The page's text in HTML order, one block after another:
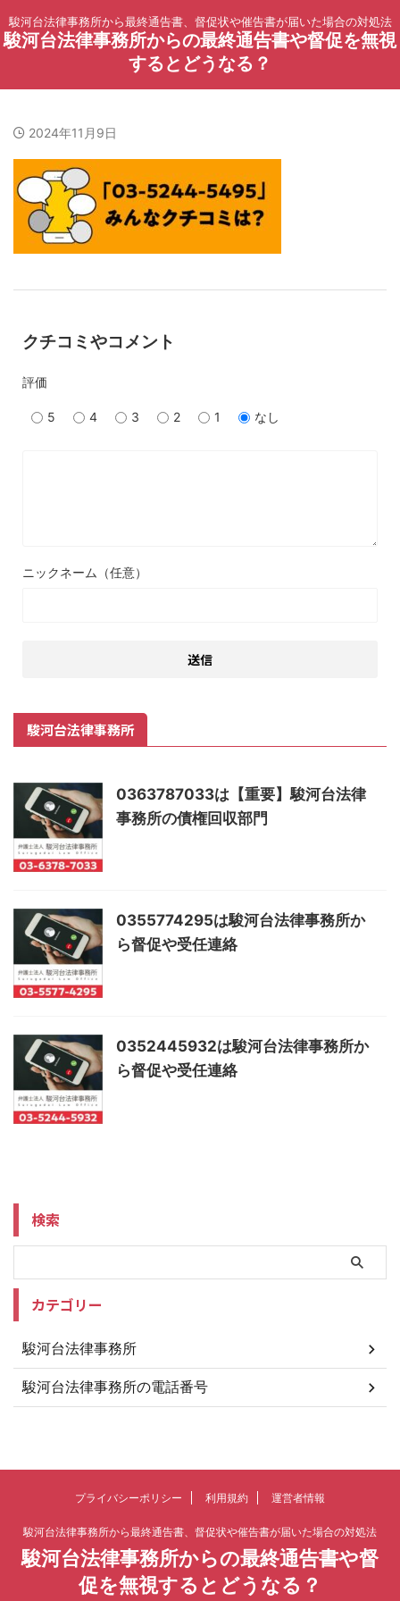
駿河台法律事務所から最終通告書、督促状や催告書が届いた場合の対処法
駿河台法律事務所からの最終通告書や督促を無視
するとどうなる？
2024年11月9日
クチコミやコメント
評価
5 4 3 2 1 なし
ニックネーム（任意）
駿河台法律事務所
0363787033は【重要】駿河台法律
事務所の債権回収部門
0355774295は駿河台法律事務所か
ら督促や受任連絡
0352445932は駿河台法律事務所か
ら督促や受任連絡
検索
カテゴリー
駿河台法律事務所
駿河台法律事務所の電話番号
プライバシーポリシー 利用規約 運営者情報
駿河台法律事務所から最終通告書、督促状や催告書が届いた場合の対処法
駿河台法律事務所からの最終通告書や督
促を無視するとどうなる？